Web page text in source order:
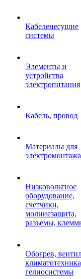
Кабеленесущие
системы
Элементы и
устройства
электропитания
Кабель, провод
Материалы для
электромонтажа
Низковольтное
оборудование,
счетчики,
молниезащита,
разъемы,
Обогрев,
гелиосистемы